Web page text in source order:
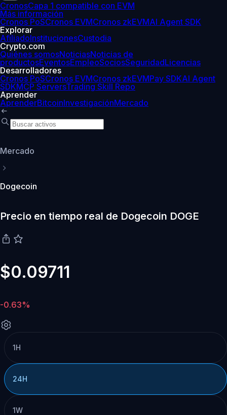
CronosCapa 1 compatible con EVM
Más información
Cronos PoSCronos EVMCronos zkEVMAI Agent SDK
Explorar
AfiliadoInstitucionesCustodia
Crypto.com
Quiénes somosNoticiasNoticias de
productosEventosEmpleoSociosSeguridadLicencias
Desarrolladores
Cronos PoSCronos EVMCronos zkEVMPay SDKAI Agent
SDKMCP ServersTrading Skill Repo
Aprender
AprenderBitcoinInvestigaciónMercado
Mercado
Dogecoin
Precio en tiempo real de Dogecoin DOGE
$0.09711
-0.63%
1H
24H
1W